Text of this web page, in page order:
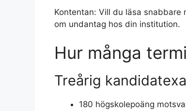
Kontentan: Vill du läsa snabbare
om undantag hos din institution.
Hur många
Treårig
180 högskolepoäng